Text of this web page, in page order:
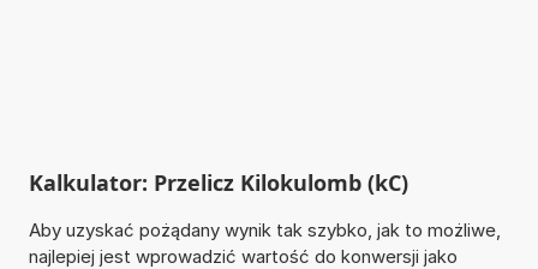
Kalkulator: Przelicz Kilokulomb (kC)
Aby uzyskać pożądany wynik tak szybko, jak to możliwe,
najlepiej jest wprowadzić wartość do konwersji jako